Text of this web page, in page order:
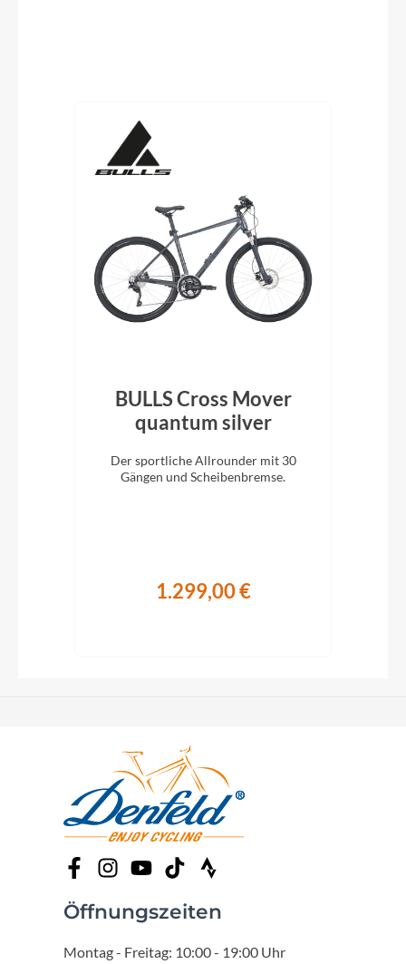
BULLS Cross Mover
quantum silver
Der sportliche Allrounder mit 30
Gängen und Scheibenbremse.
1.299,00 €
Öffnungszeiten
Montag - Freitag: 10:00 - 19:00 Uhr